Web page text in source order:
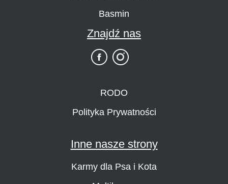
Basmin
Znajdź nas
RODO
Polityka Prywatności
Inne nasze strony
Karmy dla Psa i Kota